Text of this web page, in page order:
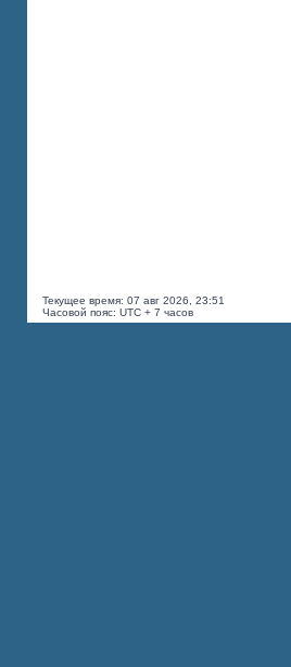
Текущее время: 07 авг 2026, 23:51
Часовой пояс: UTC + 7 часов